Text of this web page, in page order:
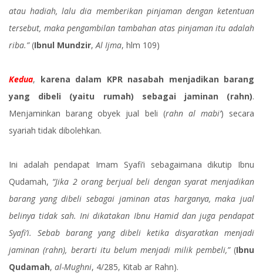
atau hadiah, lalu dia memberikan pinjaman dengan ketentuan
tersebut, maka pengambilan tambahan atas pinjaman itu adalah
riba.”(Ibnul Mundzir,Al Ijma, hlm 109)
Kedua, karena dalam KPR nasabah menjadikan barang
yang dibeli (yaitu rumah) sebagai jaminan (rahn).
Menjaminkan barang obyek jual beli (rahn al mabi’) secara
syariah tidak dibolehkan.
Ini adalah pendapat Imam Syafi’i sebagaimana dikutip Ibnu
Qudamah, “Jika 2 orang berjual beli dengan syarat menjadikan
barang yang dibeli sebagai jaminan atas harganya, maka jual
belinya tidak sah. Ini dikatakan Ibnu Hamid dan juga pendapat
Syafi’i. Sebab barang yang dibeli ketika disyaratkan menjadi
jaminan (rahn), berarti itu belum menjadi milik pembeli,”(Ibnu
Qudamah, al-Mughni, 4/285, Kitab ar Rahn).